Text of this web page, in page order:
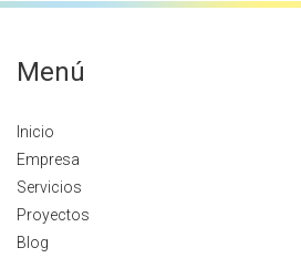
Menú
Inicio
Empresa
Servicios
Proyectos
Blog